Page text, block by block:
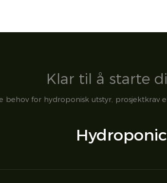
Klar til å starte
behov for hydroponisk utstyr,